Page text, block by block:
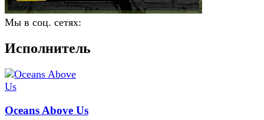
Мы в соц. сетях:
Исполнитель
Oceans Above Us